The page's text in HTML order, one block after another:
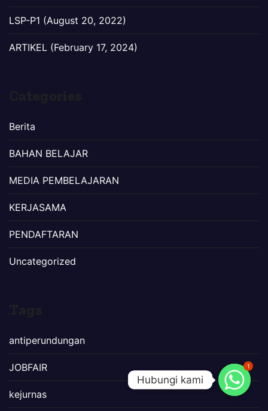
LSP-P1 (August 20, 2022)
ARTIKEL (February 17, 2024)
Berita
BAHAN BELAJAR
MEDIA PEMBELAJARAN
KERJASAMA
PENDAFTARAN
Uncategorized
antiperundungan
JOBFAIR
kejurnas
1
Hubungi kami
Hubungi kami